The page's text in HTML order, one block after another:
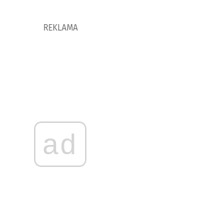
REKLAMA
ad